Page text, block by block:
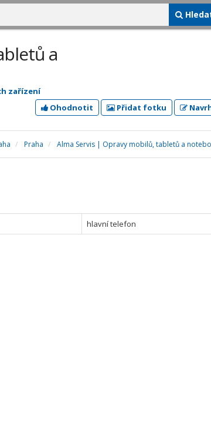
a
zařízení
Ohodnotit Přidat fotku
Praha Alma Servis | Opravy mobilů, tabletů a
hlavní telefon